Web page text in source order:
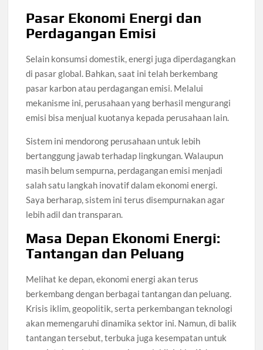
Pasar Ekonomi Energi dan
Perdagangan Emisi
Selain konsumsi domestik, energi juga diperdagangkan
di pasar global. Bahkan, saat ini telah berkembang
pasar karbon atau perdagangan emisi. Melalui
mekanisme ini, perusahaan yang berhasil mengurangi
emisi bisa menjual kuotanya kepada perusahaan lain.
Sistem ini mendorong perusahaan untuk lebih
bertanggung jawab terhadap lingkungan. Walaupun
masih belum sempurna, perdagangan emisi menjadi
salah satu langkah inovatif dalam ekonomi energi.
Saya berharap, sistem ini terus disempurnakan agar
lebih adil dan transparan.
Masa Depan Ekonomi Energi:
Tantangan dan Peluang
Melihat ke depan, ekonomi energi akan terus
berkembang dengan berbagai tantangan dan peluang.
Krisis iklim, geopolitik, serta perkembangan teknologi
akan memengaruhi dinamika sektor ini. Namun, di balik
tantangan tersebut, terbuka juga kesempatan untuk